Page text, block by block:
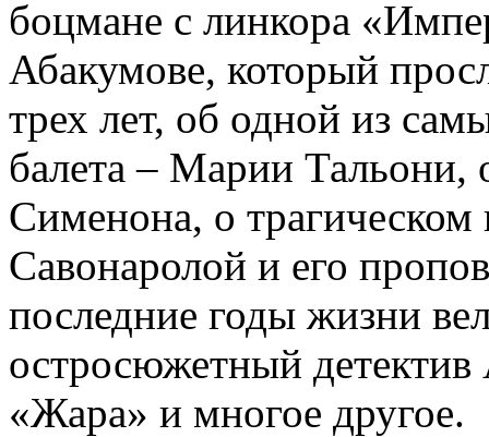
боцмане с линкора
Абакумове, который
трех лет, об одной из
балета – Марии
Сименона, о трагическом
Савонаролой и его
последние годы жизни
остросюжетный детектив
«Жара» и многое другое.